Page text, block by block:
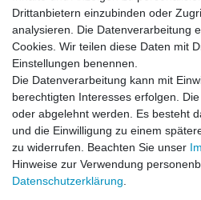
Einkaufen
Zahlungsarten
Versandarten & -kosten
Widerrufsrecht
Zum Online-Widerruf
Mein Konto
Drittanbietern einzubinden oder
analysieren. Die Datenverarbeitung
Cookies. Wir teilen diese Daten mit
Einstellungen benennen.
Die Datenverarbeitung kann mit
berechtigten Interesses erfolgen.
oder abgelehnt werden. Es besteht
und die Einwilligung zu einem
zu widerrufen. Beachten Sie unser
Hinweise zur Verwendung
Daten­schutz­erklärung